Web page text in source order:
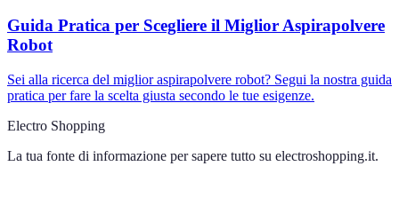
Guida Pratica per Scegliere il Miglior Aspirapolvere
Robot
Sei alla ricerca del miglior aspirapolvere robot? Segui la nostra guida
pratica per fare la scelta giusta secondo le tue esigenze.
Electro Shopping
La tua fonte di informazione per sapere tutto su electroshopping.it.